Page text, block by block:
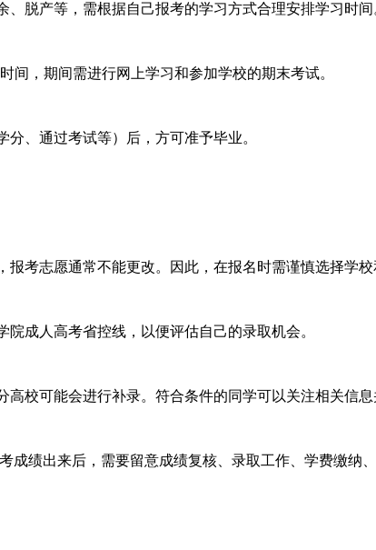
脱产等，需根据自己报考的学习方式合理安排学习时间
，期间需进行网上学习和参加学校的期末考试。
、通过考试等）后，方可准予毕业。
考志愿通常不能更改。因此，在报名时需谨慎选择学校
成人高考省控线，以便评估自己的录取机会。
校可能会进行补录。符合条件的同学可以关注相关信息
绩出来后，需要留意成绩复核、录取工作、学费缴纳